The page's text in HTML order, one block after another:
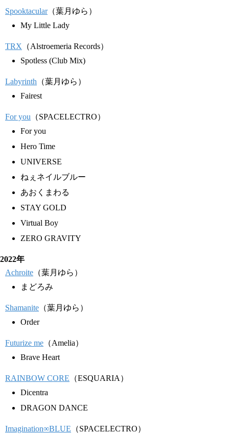
Spooktacular（葉月ゆら）
My Little Lady
TRX （Alstroemeria Records）
Spotless (Club Mix)
Labyrinth （葉月ゆら）
Fairest
For you （SPACELECTRO）
For you
Hero Time
UNIVERSE
ねぇネイルブルー
あおくまわる
STAY GOLD
Virtual Boy
ZERO GRAVITY
2022年
Achroite （葉月ゆら）
まどろみ
Shamanite （葉月ゆら）
Order
Futurize me （Amelia）
Brave Heart
RAINBOW CORE （ESQUARIA）
Dicentra
DRAGON DANCE
Imagination∞BLUE （SPACELECTRO）